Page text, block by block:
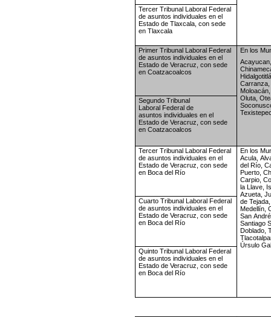
Tercer Tribunal Laboral Federal
de asuntos individuales en el
Estado de Tlaxcala, con sede
en Tlaxcala
Primer Tribunal Laboral Federal
de asuntos individuales en el
Estado de Veracruz, con sede
en Coatzacoalcos
En los
Carranza,
Moloacán,
Oluta,
Segundo Tribunal
Laboral Federal de
asuntos individuales en el
Estado de Veracruz, con sede
en Coatzacoalcos
Tercer Tribunal Laboral Federal
de asuntos individuales en el
Estado de Veracruz, con sede
en Boca del Río
En los
Acula,
del Río,
Puerto,
Carpio,
la Llave,
Azueta,
de
Medellín,
San
Santiago
Doblado,
Úrsulo
Cuarto Tribunal Laboral Federal
de asuntos individuales en el
Estado de Veracruz, con sede
en Boca del Río
Quinto Tribunal Laboral Federal
de asuntos individuales en el
Estado de Veracruz, con sede
en Boca del Río